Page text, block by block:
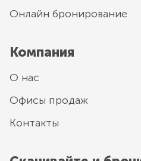
Онлайн бронирование
Компания
О нас
Офисы продаж
Контакты